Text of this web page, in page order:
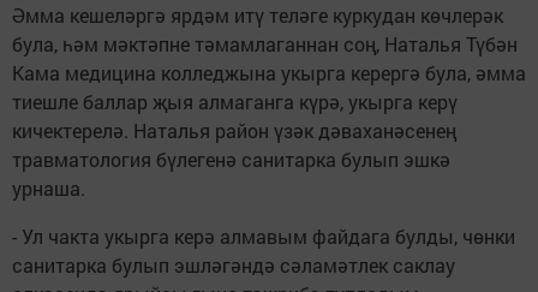
Әмма кешеләргә ярдәм итү теләге куркудан көчлерәк
була, һәм мәктәпне тәмамлаганнан соң, Наталья Түбән
Кама медицина колледжына укырга керергә була, әмма
тиешле баллар җыя алмаганга күрә, укырга керү
кичектерелә. Наталья район үзәк дәваханәсенең
травматология бүлегенә санитарка булып эшкә
урнаша.
- Ул чакта укырга керә алмавым файдага булды, чөнки
санитарка булып эшләгәндә сәламәтлек саклау